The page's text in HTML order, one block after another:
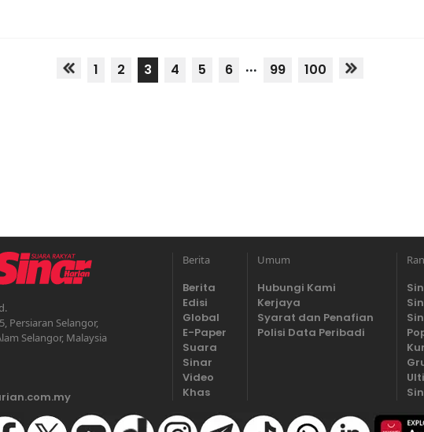
1 2 3 4 5 6 ... 99 100
Persiaran Selangor,
Selangor, Malaysia
Berita
Berita
Edisi
Global
E-Paper
Suara
Sinar
Video
Khas
Umum
Hubungi Kami
Kerjaya
Syarat dan Penafian
Polisi Data Peribadi